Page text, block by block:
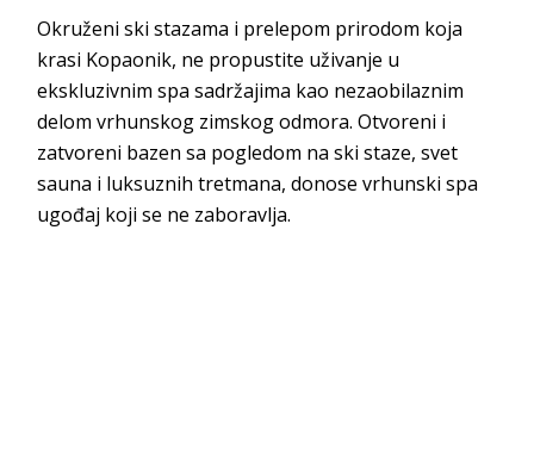
Okruženi ski stazama i prelepom prirodom koja
krasi Kopaonik, ne propustite uživanje u
ekskluzivnim spa sadržajima kao nezaobilaznim
delom vrhunskog zimskog odmora. Otvoreni i
zatvoreni bazen sa pogledom na ski staze, svet
sauna i luksuznih tretmana, donose vrhunski spa
ugođaj koji se ne zaboravlja.